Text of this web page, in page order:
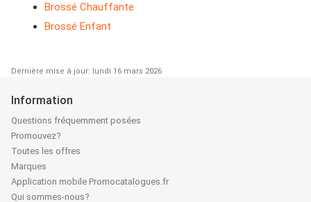
Brossé Chauffante
Brossé Enfant
Dernière mise à jour: lundi 16 mars 2026
Information
Questions fréquemment posées
Promouvez?
Toutes les offres
Marques
Application mobile Promocatalogues.fr
Qui sommes-nous?